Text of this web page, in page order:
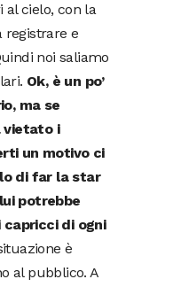
al cielo, con la
registrare e
noi saliamo
Ok, è un po’
ma se
vietato i
un motivo ci
di far la star
potrebbe
di ogni
è
al pubblico. A